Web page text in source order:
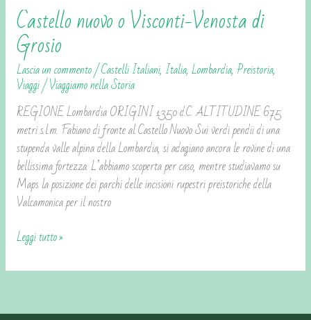
Castello nuovo o Visconti-Venosta di
Grosio
Lascia un commento/Castelli Italiani, Italia,Lombardia, Preistoria,
Viaggi/Viaggiamo nella Storia
REGIONE Lombardia ORIGINI 1350 d.C. ALTITUDINE 675
metri s.l.m. Fabiano di fronte al Castello Nuovo Sui verdi pendii di una
stupenda valle alpina della Lombardia, si adagiano ancora le rovine di una
bellissima fortezza. L’abbiamo scoperta per caso, mentre studiavamo su
Maps la posizione dei parchi delle incisioni rupestri preistoriche della
Valcamonica per il nostro
Castello
nuovo
o
Visconti-
Venosta
di
Grosio
Leggi tutto »